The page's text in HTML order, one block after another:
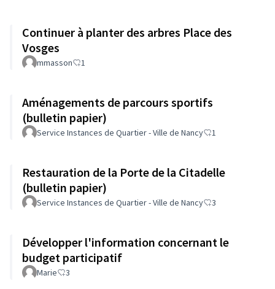
Continuer à planter des arbres Place des
Vosges
mmasson 1
Aménagements de parcours sportifs
(bulletin papier)
Service Instances de Quartier - Ville de Nancy 1
Restauration de la Porte de la Citadelle
(bulletin papier)
Service Instances de Quartier - Ville de Nancy 3
Développer l'information concernant le
budget participatif
Marie 3